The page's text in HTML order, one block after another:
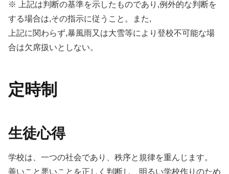
※ 上記は判断の基準を示したものであり,例外的な判断を
する場合は,その指示に従うこと。また,
上記に関わらず,暴風雨又は大雪等により登校不可能な場
合は欠席扱いとしない。
定時制
生徒心得
学校は、一つの社会であり、秩序と規律を重んじます。
善いこと悪いことを正しく判断し、明るい学校作りのため